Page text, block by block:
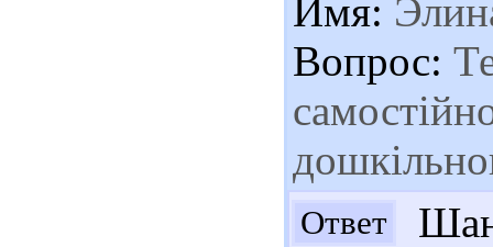
Имя:
Вопрос:
Ответ